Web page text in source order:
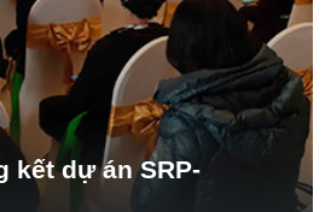
kết dự án SRP-